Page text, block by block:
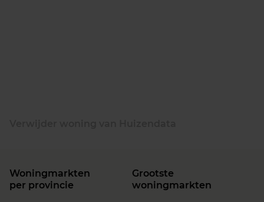
Woningmarkten
per provincie
Grootste
woningmarkten